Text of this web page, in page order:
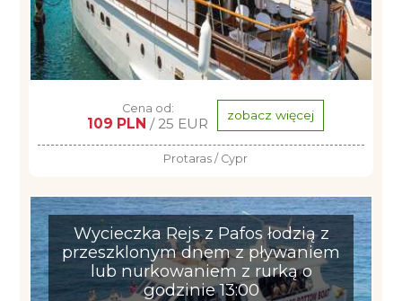
Cena od:
109 PLN / 25 EUR zobacz więcej
Protaras / Cypr
Wycieczka Rejs z Pafos łodzią z
przeszklonym dnem z pływaniem
lub nurkowaniem z rurką o
godzinie 13:00